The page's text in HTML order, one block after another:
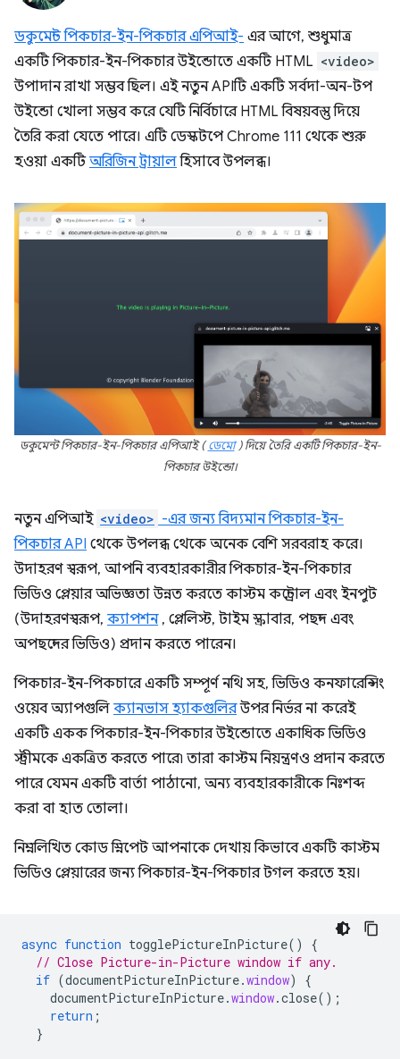
ডকুমেন্ট পিকচার-ইন-পিকচার এপিআই- এর আগে, শুধুমাত্র
একটি পিকচার-ইন-পিকচার উইন্ডোতে একটি HTML <video>
উপাদান রাখা সম্ভব ছিল। এই নতুন APIটি একটি সর্বদা-অন-টপ
উইন্ডো খোলা সম্ভব করে যেটি নির্বিচারে HTML বিষয়বস্তু দিয়ে
তৈরি করা যেতে পারে। এটি ডেস্কটপে Chrome 111 থেকে শুরু
হওয়া একটিঅরিজিন ট্রায়ালহিসাবে উপলব্ধ।
ডকুমেন্ট পিকচার-ইন-পিকচার এপিআই (ডেমো) দিয়ে তৈরি একটি পিকচার-ইন-
পিকচার উইন্ডো।
নতুন এপিআই <video> -এর জন্য বিদ্যমান পিকচার-ইন-
পিকচার API থেকে উপলব্ধ থেকে অনেক বেশি সরবরাহ করে।
উদাহরণ স্বরূপ, আপনি ব্যবহারকারীর পিকচার-ইন-পিকচার
ভিডিও প্লেয়ার অভিজ্ঞতা উন্নত করতে কাস্টম কন্ট্রোল এবং ইনপুট
(উদাহরণস্বরূপ, ক্যাপশন, প্লেলিস্ট, টাইম স্ক্রাবার, পছন্দ এবং
অপছন্দের ভিডিও) প্রদান করতে পারেন।
পিকচার-ইন-পিকচারে একটি সম্পূর্ণ নথি সহ, ভিডিও কনফারেন্সিং
ওয়েব অ্যাপগুলি ক্যানভাস হ্যাকগুলিরউপর নির্ভর না করেই
একটি একক পিকচার-ইন-পিকচার উইন্ডোতে একাধিক ভিডিও
স্ট্রীমকে একত্রিত করতে পারে৷ তারা কাস্টম নিয়ন্ত্রণও প্রদান করতে
পারে যেমন একটি বার্তা পাঠানো, অন্য ব্যবহারকারীকে নিঃশব্দ
করা বা হাত তোলা।
নিম্নলিখিত কোড স্নিপেট আপনাকে দেখায় কিভাবে একটি কাস্টম
ভিডিও প্লেয়ারের জন্য পিকচার-ইন-পিকচার টগল করতে হয়।
async function togglePictureInPicture()
{
// Close Picture-in-Picture window if any.
if (documentPictureInPicture.window)
{
documentPictureInPicture.window.close();
return ;
}